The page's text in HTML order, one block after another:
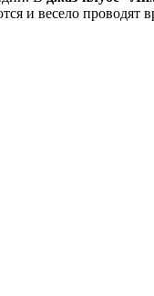
и весело проводят